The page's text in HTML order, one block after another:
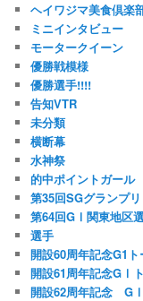
ヘイワジマ美食倶楽
ミニインタビュー
モータークイーン
優勝戦模様
優勝選手!!!!
告知VTR
未分類
横断幕
水神祭
的中ポイントガール
第35回SGグランプリ
第64回GⅠ関東地区
選手
開設60周年記念G1
開設61周年記念GⅠ
開設62周年記念 GⅠ